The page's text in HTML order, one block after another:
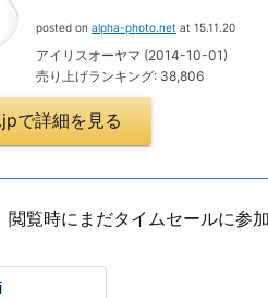
posted on alpha-photo.net at 15.11.20
アイリスオーヤマ (2014-10-01)
売り上げランキング: 38,806
で詳細を見る
覧時にまだタイムセールに参